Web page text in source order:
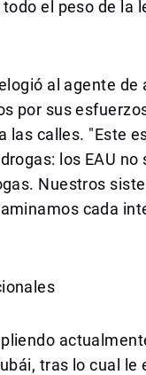
el peso de la
al agente
por sus
las calles. "Este
los EAU
Nuestros
cada
tras lo cual le